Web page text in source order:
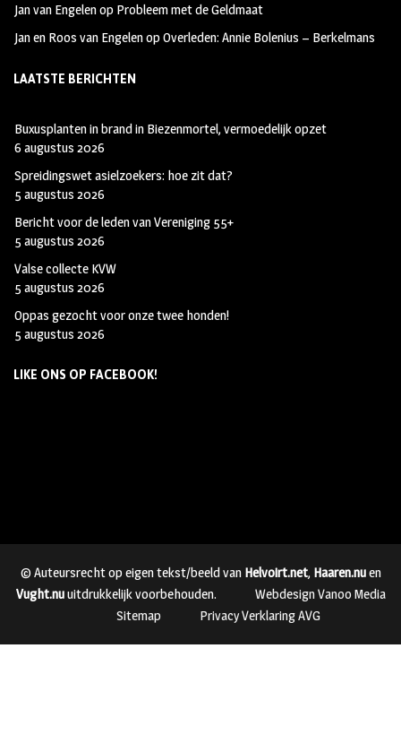
Jan van Engelenop Probleem met de Geldmaat
Jan en Roos van EngelenopOverleden: Annie Bolenius – Berkelmans
LAATSTE BERICHTEN
Buxusplanten in brand in Biezenmortel, vermoedelijk opzet
6 augustus 2026
Spreidingswet asielzoekers: hoe zit dat?
5 augustus 2026
Bericht voor de leden van Vereniging 55+
5 augustus 2026
Valse collecte KVW
5 augustus 2026
Oppas gezocht voor onze twee honden!
5 augustus 2026
LIKE ONS OP FACEBOOK!
© Auteursrecht op eigen tekst/beeld van Helvoirt.net, Haaren.nuen
Vught.nuuitdrukkelijk voorbehouden.
Webdesign Vanoo Media
Sitemap
Privacy Verklaring AVG